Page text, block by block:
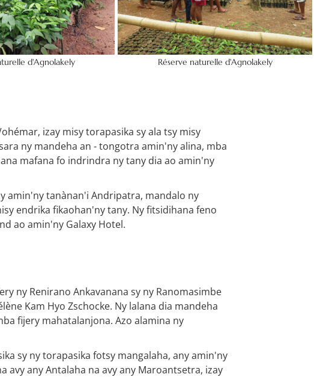
d'Agnolakely Réserve naturelle d'Agnolakely
izay misy torapasika sy ala tsy misy
ny mandeha an - tongotra amin'ny alina, mba
mafana fo indrindra ny tany dia ao amin'ny
amin'ny tanànan'i Andripatra, mandalo ny
endrika fikaohan'ny tany. Ny fitsidihana feno
ao amin'ny Galaxy Hotel.
ny Renirano Ankavanana sy ny Ranomasimbe
Kam Hyo Zschocke. Ny lalana dia mandeha
fijery mahatalanjona. Azo alamina ny
sy ny torapasika fotsy mangalaha, any amin'ny
avy any Antalaha na avy any Maroantsetra, izay